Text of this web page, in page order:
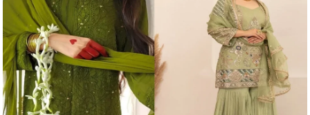
वि
श्ले
ष
ण
स
म